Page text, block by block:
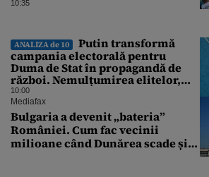
promis modernizarea rețelei
10:35
ANALIZA de 10
Putin transformă
campania electorală pentru
Duma de Stat în propagandă de
război. Nemulțumirea elitelor,
tratată cu indiferență la Kremlin
10:00
Mediafax
Bulgaria a devenit „bateria”
României. Cum fac vecinii
milioane când Dunărea scade și